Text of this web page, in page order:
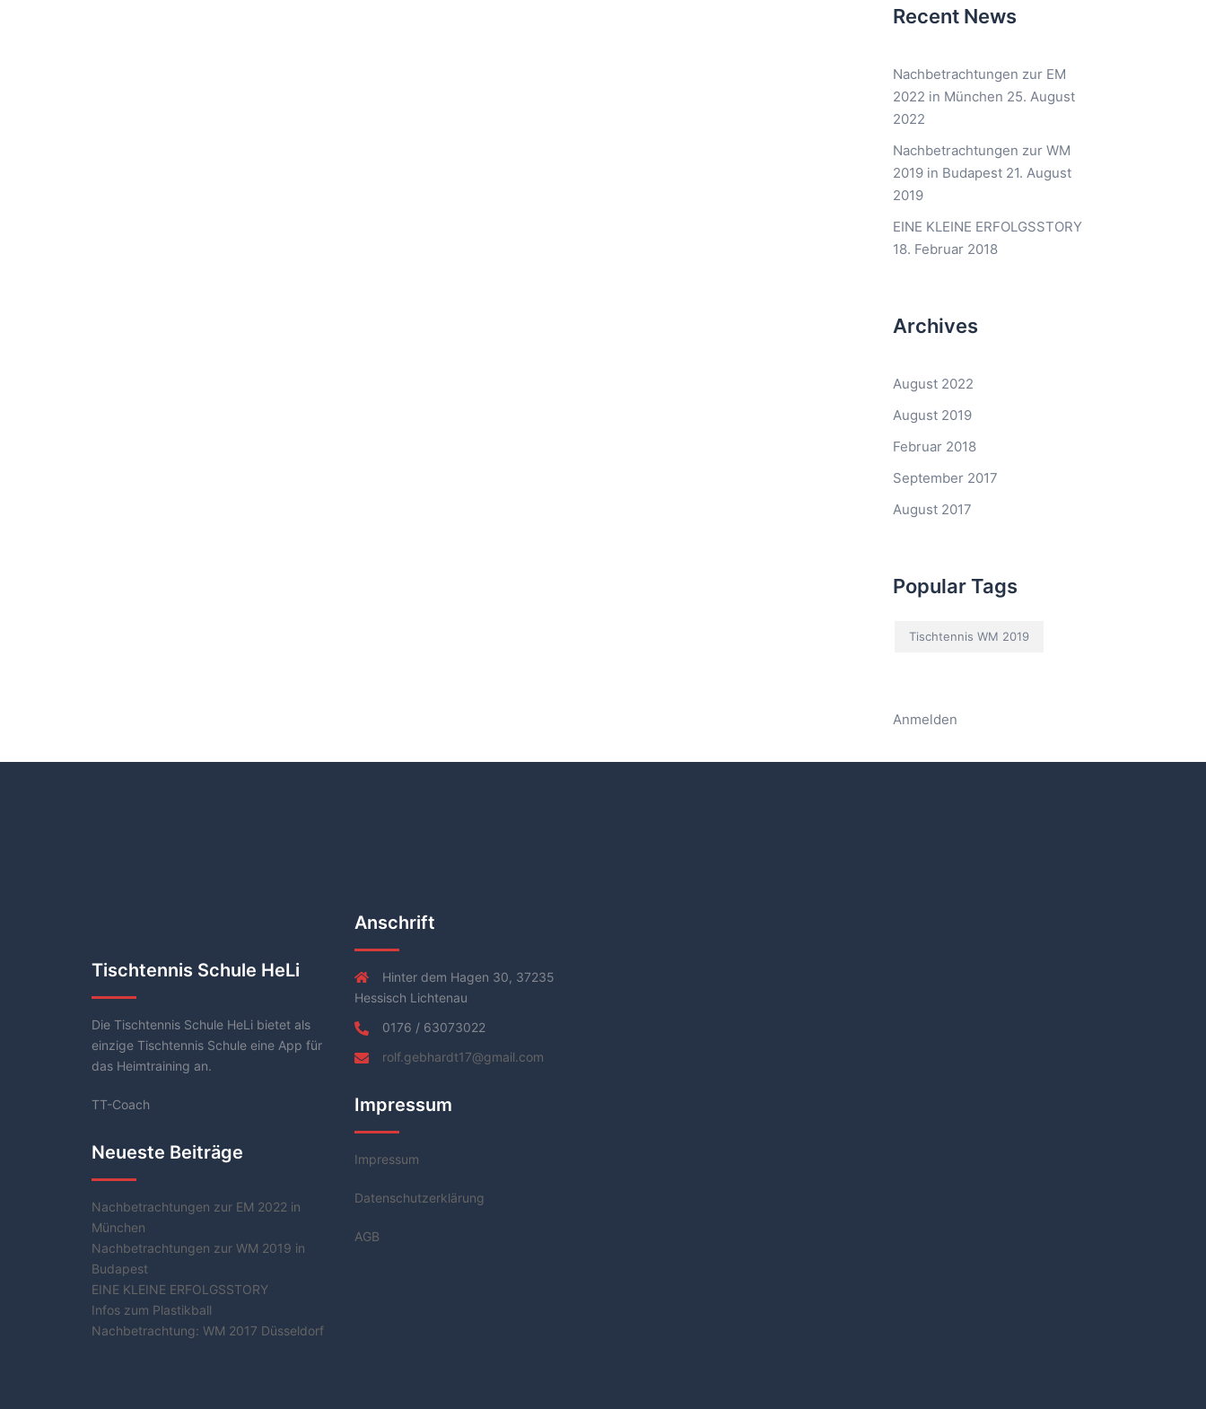
Recent News
Nachbetrachtungen zur EM
2022 in München 25. August
2022
Nachbetrachtungen zur WM
2019 in Budapest 21. August
2019
EINE KLEINE ERFOLGSSTORY
18. Februar 2018
Archives
August 2022
August 2019
Februar 2018
September 2017
August 2017
Popular Tags
Tischtennis WM 2019
Anmelden
Tischtennis Schule HeLi
Die Tischtennis Schule HeLi bietet als
einzige Tischtennis Schule eine App für
das Heimtraining an.
TT-Coach
Neueste Beiträge
Nachbetrachtungen zur EM 2022 in
München
Nachbetrachtungen zur WM 2019 in
Budapest
EINE KLEINE ERFOLGSSTORY
Infos zum Plastikball
Nachbetrachtung: WM 2017 Düsseldorf
Anschrift
Hinter dem Hagen 30, 37235
Hessisch Lichtenau
0176 / 63073022
rolf.gebhardt17@gmail.com
Impressum
Impressum
Datenschutzerklärung
AGB